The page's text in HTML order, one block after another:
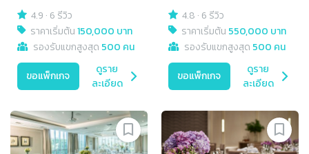
4.9 · 6 รีวิว
ราคาเริ่มต้น150,000 บาท
รองรับแขกสูงสุด 500 คน
ขอแพ็กเกจ
ดูราย
ละเอียด
4.8 · 6 รีวิว
ราคาเริ่มต้น 550,000 บาท
รองรับแขกสูงสุด 500 คน
ขอแพ็กเกจ
ดูราย
ละเอียด